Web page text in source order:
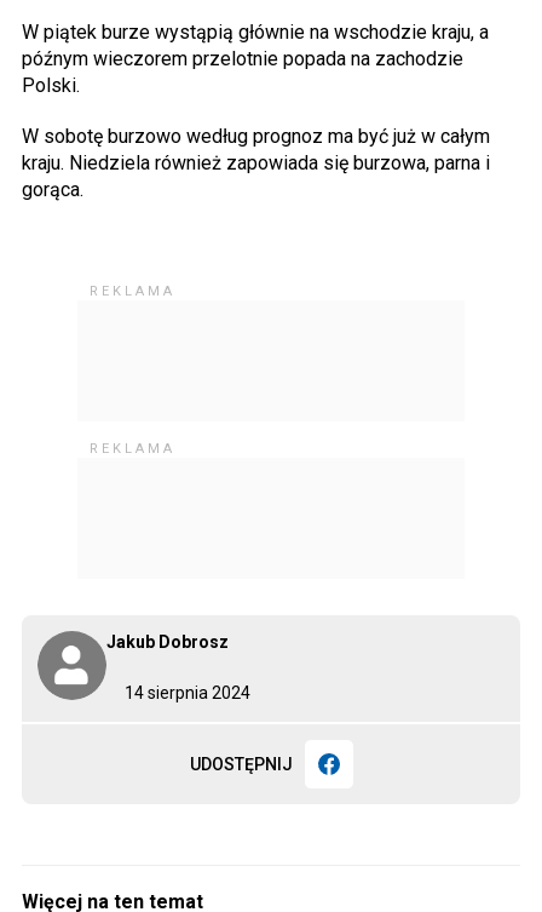
14 sierpnia 2024
Jakub Dobrosz
UDOSTĘPNIJ
W piątek burze wystąpią głównie na wschodzie kraju, a
późnym wieczorem przelotnie popada na zachodzie
Polski.
W sobotę burzowo według prognoz ma być już w całym
kraju. Niedziela również zapowiada się burzowa, parna i
gorąca.